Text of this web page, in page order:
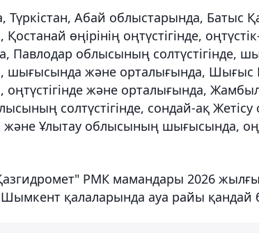
Түркістан, Абай облыстарында, Батыс
өңірінің оңтүстігінде,
Павлодар облысының солтүстігінде,
шығысында және орталығында, Шығыс
және орталығында,
солтүстігінде, сондай-ақ
Ұлытау облысының шығысында,
РМК мамандары 2026
қалаларында ауа райы қандай